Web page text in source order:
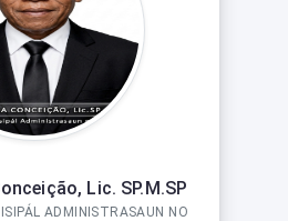
Lic. SP.M.SP
ADMINISTRASAUN NO